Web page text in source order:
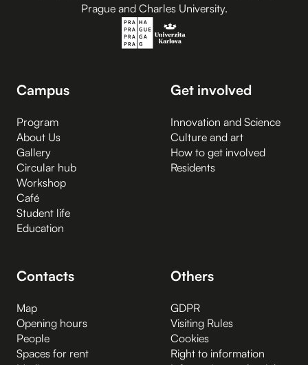
Prague and Charles University.
Campus
Program
About Us
Gallery
Circular hub
Workshop
Café
Student life
Education
Get involved
Innovation and Science
Culture and art
How to get involved
Residents
Contacts
Map
Opening hours
People
Spaces for rent
Others
GDPR
Visiting Rules
Cookies
Right to information